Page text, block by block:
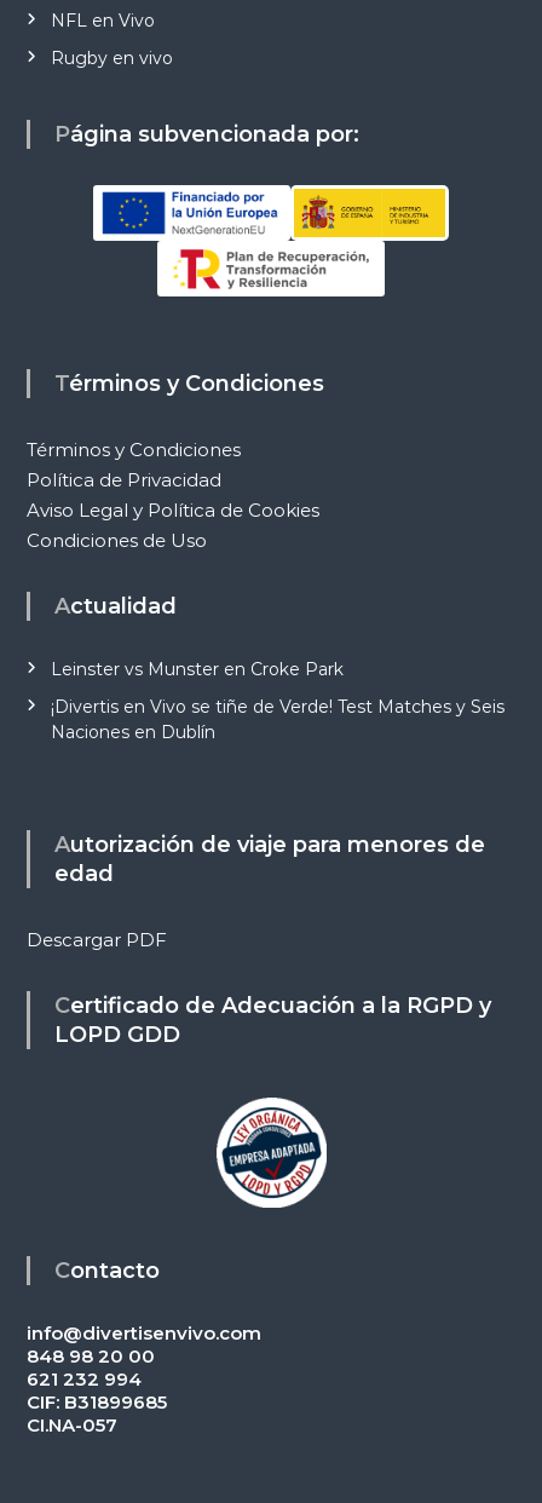
NFL en Vivo
Rugby en vivo
Página subvencionada por:
Términos y Condiciones
Términos y Condiciones
Política de Privacidad
Aviso Legal y Política de Cookies
Condiciones de Uso
Actualidad
Leinster vs Munster en Croke Park
¡Divertis en Vivo se tiñe de Verde! Test Matches y Seis
Naciones en Dublín
Autorización de viaje para menores de
edad
Descargar PDF
Certificado de Adecuación a la RGPD y
LOPD GDD
Contacto
info@divertisenvivo.com
848 98 20 00
621 232 994
CIF: B31899685
CI.NA-057